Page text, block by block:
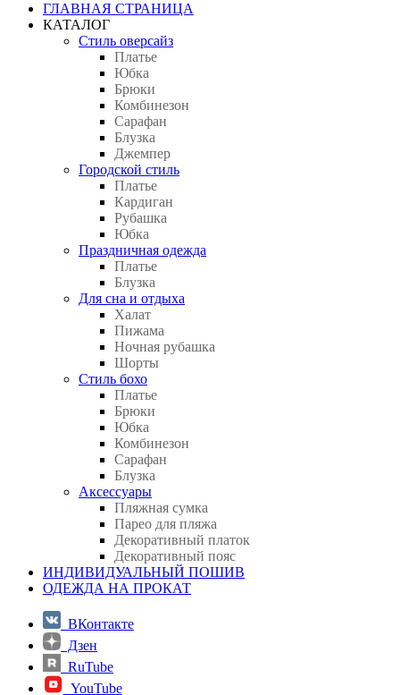
ГЛАВНАЯ СТРАНИЦА
КАТАЛОГ
Стиль оверсайз
Платье
Юбка
Брюки
Комбинезон
Сарафан
Блузка
Джемпер
Городской стиль
Платье
Кардиган
Рубашка
Юбка
Праздничная одежда
Платье
Блузка
Для сна и отдыха
Халат
Пижама
Ночная рубашка
Шорты
Стиль бохо
Платье
Брюки
Юбка
Комбинезон
Сарафан
Блузка
Аксессуары
Пляжная сумка
Парео для пляжа
Декоративный платок
Декоративный пояс
ИНДИВИДУАЛЬНЫЙ ПОШИВ
ОДЕЖДА НА ПРОКАТ
ВКонтакте
Дзен
RuTube
YouTube